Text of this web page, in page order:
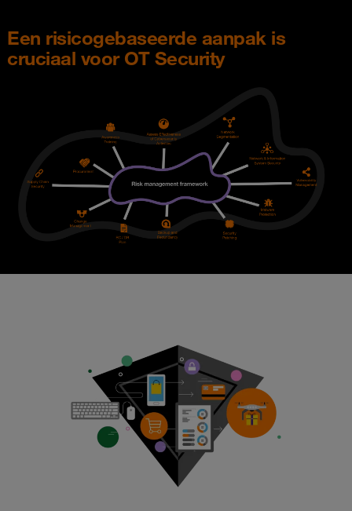
Een risicogebaseerde aanpak is
cruciaal voor OT Security